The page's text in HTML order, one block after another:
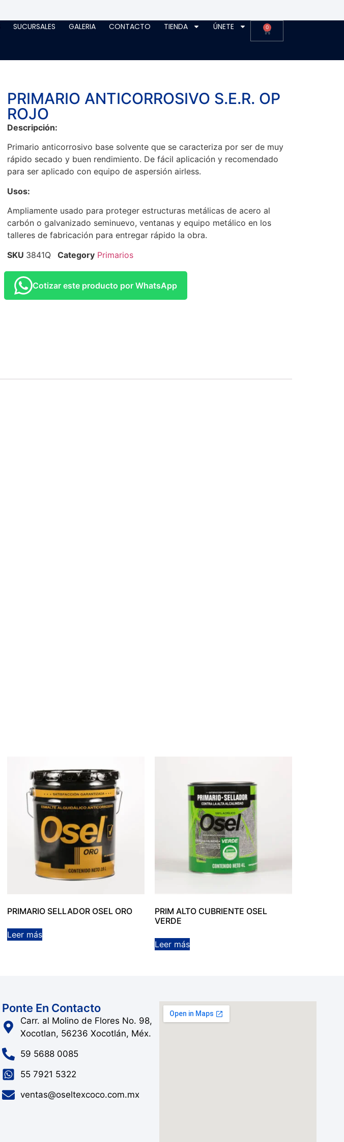
SUCURSALES GALERIA CONTACTO TIENDA ÚNETE 0
PRIMARIO ANTICORROSIVO S.E.R. OP
ROJO
Descripción:
Primario anticorrosivo base solvente que se caracteriza por ser de muy
rápido secado y buen rendimiento. De fácil aplicación y recomendado
para ser aplicado con equipo de aspersión airless.
Usos:
Ampliamente usado para proteger estructuras metálicas de acero al
carbón o galvanizado seminuevo, ventanas y equipo metálico en los
talleres de fabricación para entregar rápido la obra.
SKU 3841Q Category Primarios
Cotizar este producto por WhatsApp
PRIMARIO SELLADOR OSEL ORO
Leer más
PRIM ALTO CUBRIENTE OSEL
VERDE
Leer más
Ponte En Contacto
Carr. al Molino de Flores No. 98,
Xocotlan, 56236 Xocotlán, Méx.
59 5688 0085
55 7921 5322
ventas@oseltexcoco.com.mx